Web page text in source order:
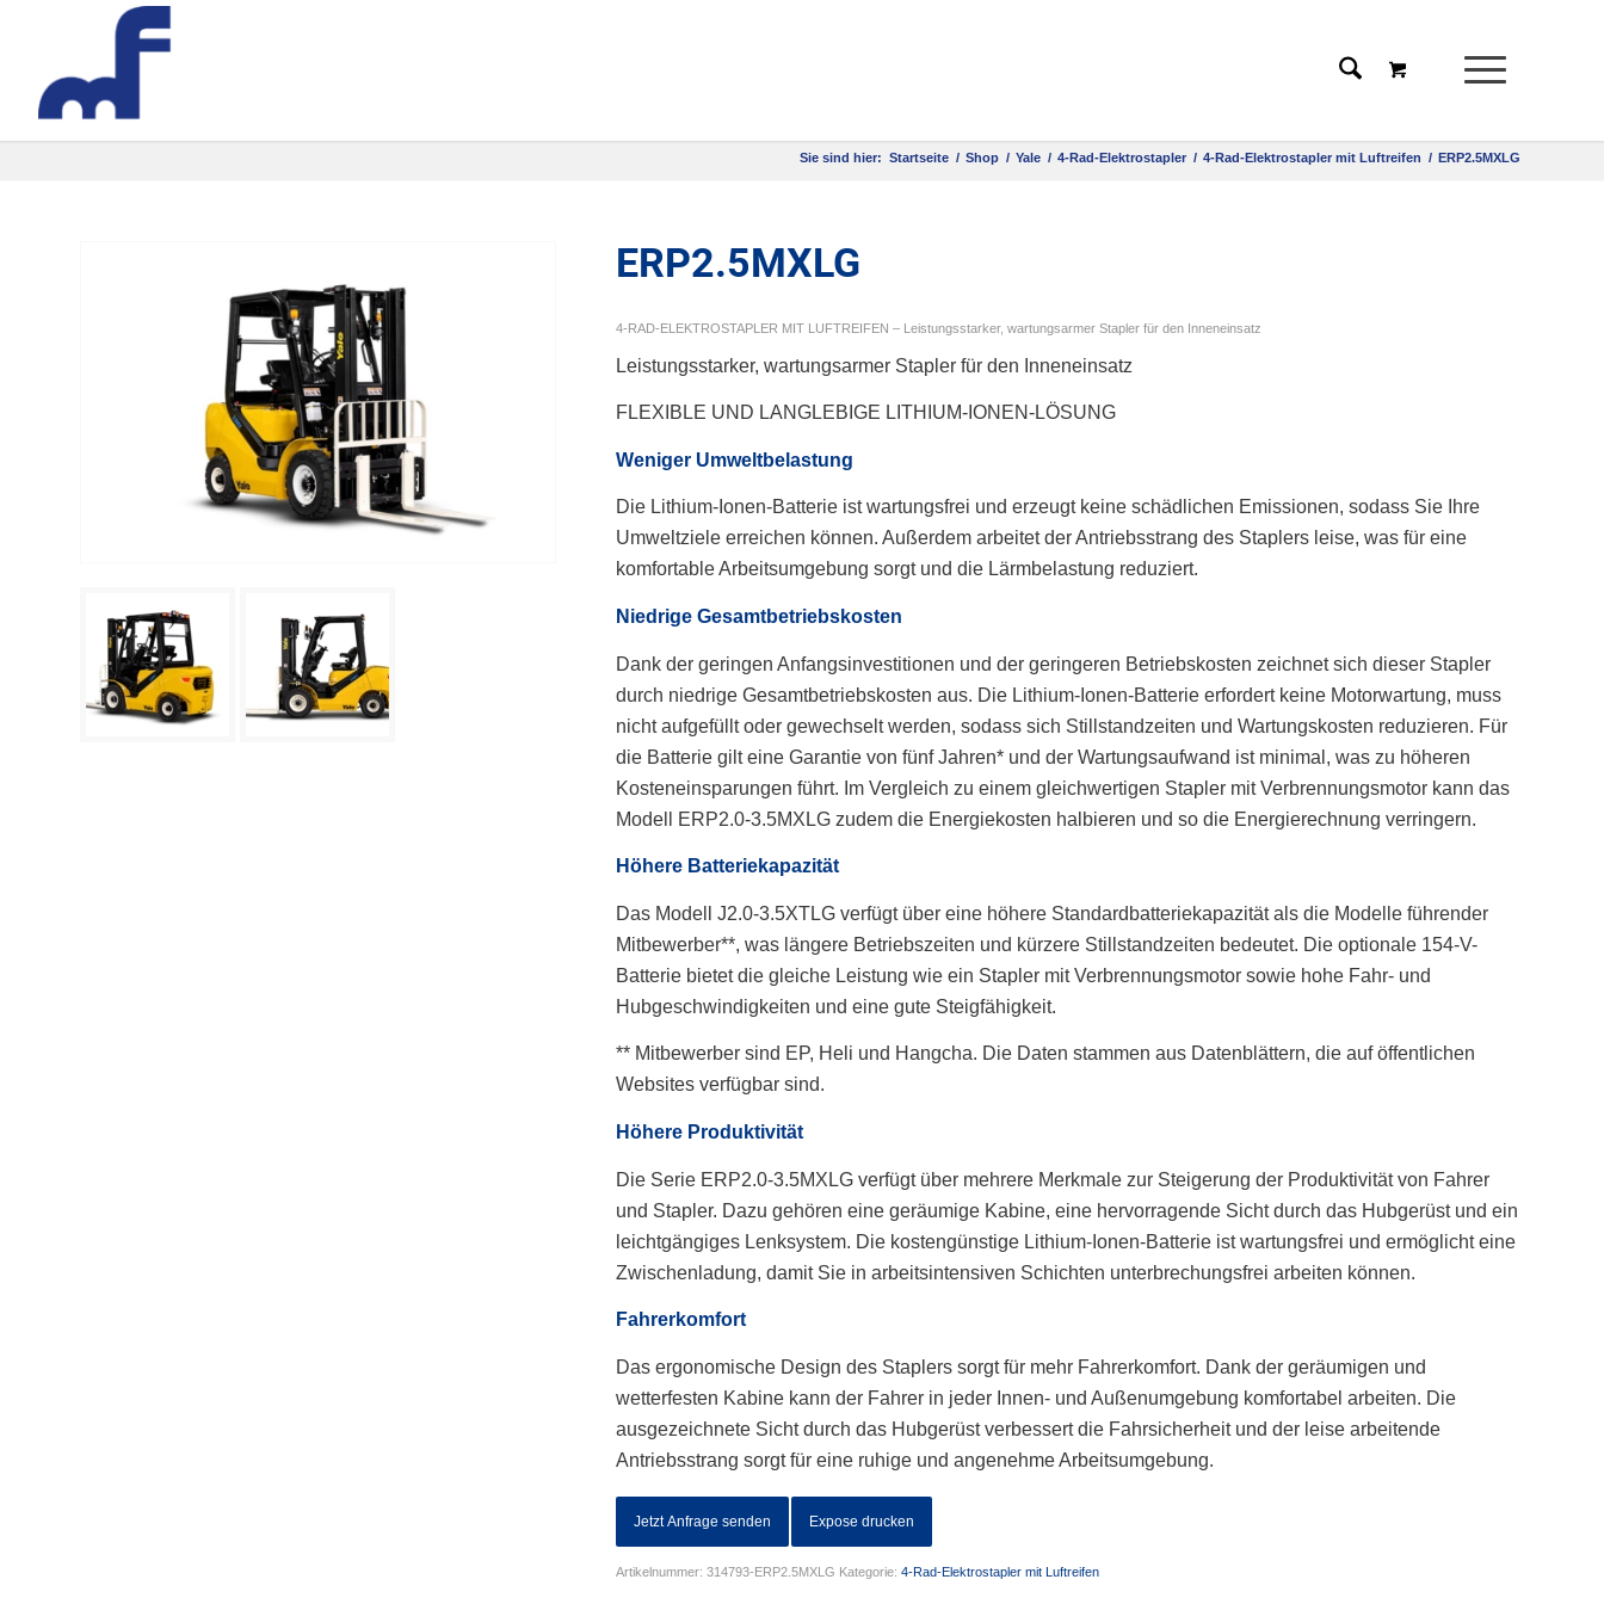
Sie sind hier: Startseite / Shop / Yale / 4-Rad-Elektrostapler / 4-Rad-Elektrostapler mit Luftreifen / ERP2.5MXLG
ERP2.5MXLG
4-RAD-ELEKTROSTAPLER MIT LUFTREIFEN – Leistungsstarker, wartungsarmer Stapler für den Inneneinsatz
Leistungsstarker, wartungsarmer Stapler für den Inneneinsatz
FLEXIBLE UND LANGLEBIGE LITHIUM-IONEN-LÖSUNG
Weniger Umweltbelastung
Die Lithium-Ionen-Batterie ist wartungsfrei und erzeugt keine schädlichen Emissionen, sodass Sie Ihre
Umweltziele erreichen können. Außerdem arbeitet der Antriebsstrang des Staplers leise, was für eine
komfortable Arbeitsumgebung sorgt und die Lärmbelastung reduziert.
Niedrige Gesamtbetriebskosten
Dank der geringen Anfangsinvestitionen und der geringeren Betriebskosten zeichnet sich dieser Stapler
durch niedrige Gesamtbetriebskosten aus. Die Lithium-Ionen-Batterie erfordert keine Motorwartung, muss
nicht aufgefüllt oder gewechselt werden, sodass sich Stillstandzeiten und Wartungskosten reduzieren. Für
die Batterie gilt eine Garantie von fünf Jahren* und der Wartungsaufwand ist minimal, was zu höheren
Kosteneinsparungen führt. Im Vergleich zu einem gleichwertigen Stapler mit Verbrennungsmotor kann das
Modell ERP2.0-3.5MXLG zudem die Energiekosten halbieren und so die Energierechnung verringern.
Höhere Batteriekapazität
Das Modell J2.0-3.5XTLG verfügt über eine höhere Standardbatteriekapazität als die Modelle führender
Mitbewerber**, was längere Betriebszeiten und kürzere Stillstandzeiten bedeutet. Die optionale 154-V-
Batterie bietet die gleiche Leistung wie ein Stapler mit Verbrennungsmotor sowie hohe Fahr- und
Hubgeschwindigkeiten und eine gute Steigfähigkeit.
** Mitbewerber sind EP, Heli und Hangcha. Die Daten stammen aus Datenblättern, die auf öffentlichen
Websites verfügbar sind.
Höhere Produktivität
Die Serie ERP2.0-3.5MXLG verfügt über mehrere Merkmale zur Steigerung der Produktivität von Fahrer
und Stapler. Dazu gehören eine geräumige Kabine, eine hervorragende Sicht durch das Hubgerüst und ein
leichtgängiges Lenksystem. Die kostengünstige Lithium-Ionen-Batterie ist wartungsfrei und ermöglicht eine
Zwischenladung, damit Sie in arbeitsintensiven Schichten unterbrechungsfrei arbeiten können.
Fahrerkomfort
Das ergonomische Design des Staplers sorgt für mehr Fahrerkomfort. Dank der geräumigen und
wetterfesten Kabine kann der Fahrer in jeder Innen- und Außenumgebung komfortabel arbeiten. Die
ausgezeichnete Sicht durch das Hubgerüst verbessert die Fahrsicherheit und der leise arbeitende
Antriebsstrang sorgt für eine ruhige und angenehme Arbeitsumgebung.
Jetzt Anfrage senden Expose drucken
Artikelnummer:314793-ERP2.5MXLG Kategorie:4-Rad-Elektrostapler mit Luftreifen